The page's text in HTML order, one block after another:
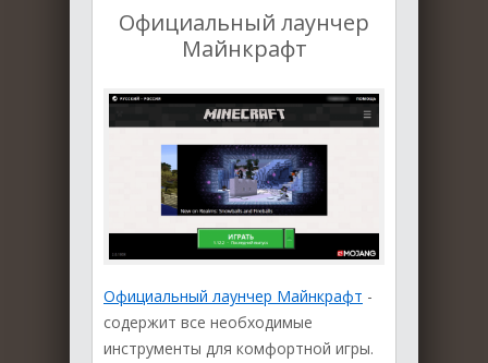
Официальный лаунчер
Майнкрафт
Официальный лаунчер Майнкрафт -
содержит все необходимые
инструменты для комфортной игры.